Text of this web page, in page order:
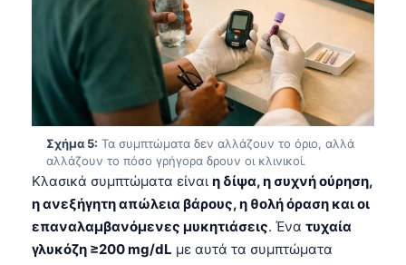
Σχήμα 5: Τα συμπτώματα δεν αλλάζουν το όριο, αλλά
αλλάζουν το πόσο γρήγορα δρουν οι κλινικοί.
Κλασικά συμπτώματα είναι η δίψα, η συχνή ούρηση,
η ανεξήγητη απώλεια βάρους, η θολή όραση και οι
επαναλαμβανόμενες μυκητιάσεις. Ένα τυχαία
γλυκόζη ≥200 mg/dL με αυτά τα συμπτώματα
Беларуская мова
Esperanto
Frysk
Ślōnskŏ gŏdka
Norsk bokmål